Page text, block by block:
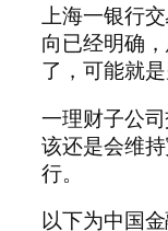
上海一银行
向已经明确
了，可能就
一理财子公
该还是会维
行。
以下为中国